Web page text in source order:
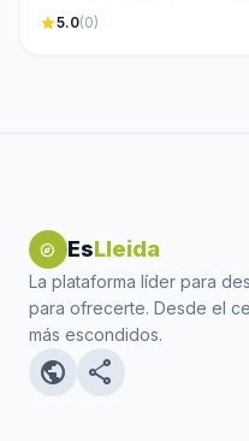
star5.0(0)
explore EsLleida
La plataforma líder para
para ofrecerte. Desde el
más escondidos.
public share